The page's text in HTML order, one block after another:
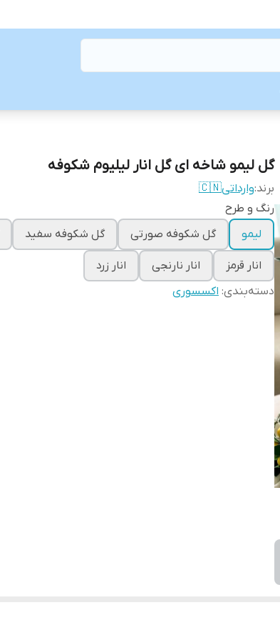
گل لیمو‌ شاخه ای گل انار لیلیوم شکوفه
برند:وارداتی🇨🇳
رنگ و طرح
لیمو
گل شکوفه صورتی گل شکوفه سفید
انار قرمز انار نارنجی
انار زرد
دسته‌بندی: اکسسوری